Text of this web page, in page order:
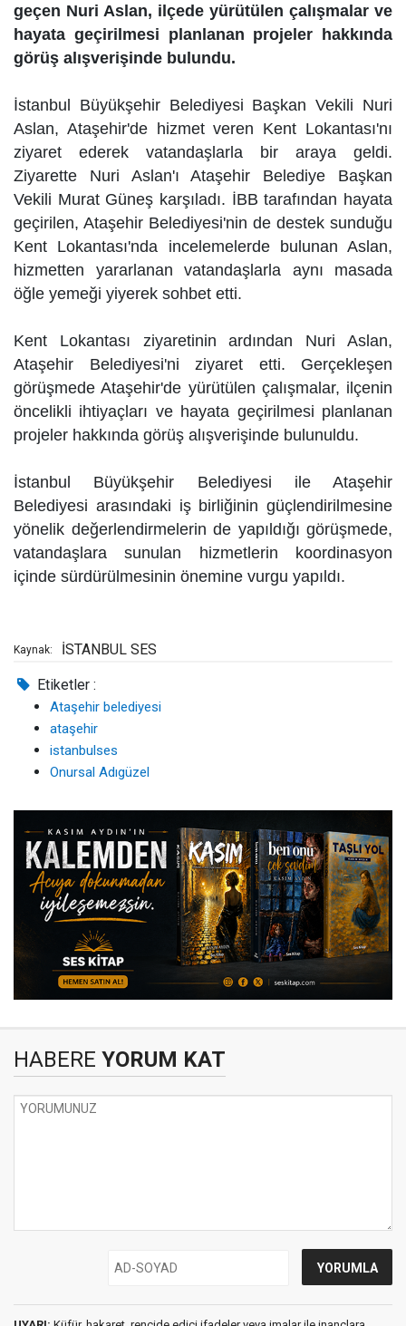
geçen Nuri Aslan, ilçede yürütülen çalışmalar ve
hayata geçirilmesi planlanan projeler hakkında
görüş alışverişinde bulundu.
İstanbul Büyükşehir Belediyesi Başkan Vekili Nuri
Aslan, Ataşehir'de hizmet veren Kent Lokantası'nı
ziyaret ederek vatandaşlarla bir araya geldi.
Ziyarette Nuri Aslan'ı Ataşehir Belediye Başkan
Vekili Murat Güneş karşıladı. İBB tarafından hayata
geçirilen, Ataşehir Belediyesi'nin de destek sunduğu
Kent Lokantası'nda incelemelerde bulunan Aslan,
hizmetten yararlanan vatandaşlarla aynı masada
öğle yemeği yiyerek sohbet etti.
Kent Lokantası ziyaretinin ardından Nuri Aslan,
Ataşehir Belediyesi'ni ziyaret etti. Gerçekleşen
görüşmede Ataşehir'de yürütülen çalışmalar, ilçenin
öncelikli ihtiyaçları ve hayata geçirilmesi planlanan
projeler hakkında görüş alışverişinde bulunuldu.
İstanbul Büyükşehir Belediyesi ile Ataşehir
Belediyesi arasındaki iş birliğinin güçlendirilmesine
yönelik değerlendirmelerin de yapıldığı görüşmede,
vatandaşlara sunulan hizmetlerin koordinasyon
içinde sürdürülmesinin önemine vurgu yapıldı.
Kaynak: İSTANBUL SES
Etiketler :
Ataşehir belediyesi
ataşehir
istanbulses
Onursal Adıgüzel
HABERE YORUM KAT